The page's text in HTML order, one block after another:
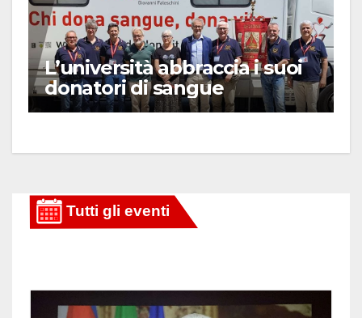
L’università abbraccia i suoi
donatori di sangue